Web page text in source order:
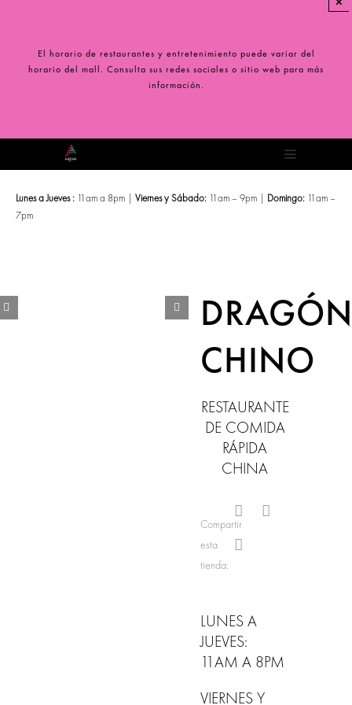
contenidoEl horario de restaurantes y entretenimiento puede variar del
horario del mall. Consulta sus redes sociales o sitio web para más
información.
Toggle
Lunes a Jueves :11am a 8pm | Viernes y Sábado:11am – 9pm | Domingo:11am –
7pm
CHINO
RESTAURANTE
DE COMIDA
RÁPIDA
CHINA
Compartir
esta
tienda:
LUNES A
JUEVES:
11AM A 8PM
VIERNES Y